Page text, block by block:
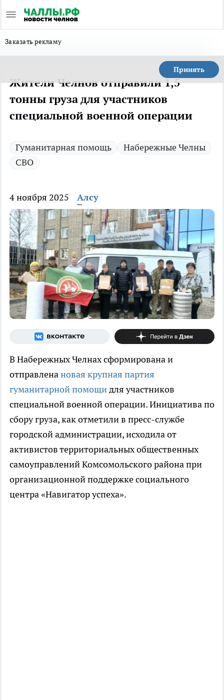
Заказать рекламу
Принять
Жители Челнов отправили 1,5
тонны груза для участников
специальной военной операции
Гуманитарная помощь
Набережные Челны
СВО
4 ноября 2025 Алсу
В Набережных Челнах сформирована и
отправленановая крупная партия
гуманитарной помощидля участников
специальной военной операции. Инициатива по
сбору груза, как отметили в пресс-службе
городской администрации, исходила от
активистов территориальных общественных
самоуправлений Комсомольского района при
организационной поддержке социального
центра «Навигатор успеха».